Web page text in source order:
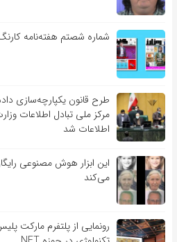
شماره شصتم هفته‌نامه
طرح قانون یکپارچه‌سازی
مرکز ملی تبادل اطلاعات
اطلاعات شد
این ابزار هوش مصنوعی
می‌کند
رونمایی از پلتفرم مارکت